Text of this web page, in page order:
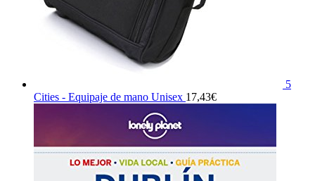
5
Cities - Equipaje de mano Unisex 17,43€